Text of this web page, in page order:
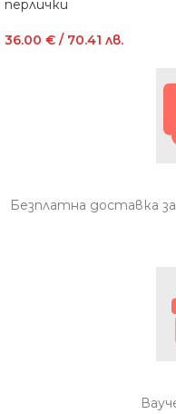
перлички
36.00 € / 70.41 лв.
Безплатна доставка